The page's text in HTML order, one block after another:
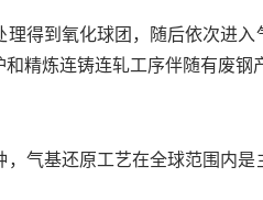
得到氧化球团，随后依次进
精炼连铸连轧工序伴随有废钢
气基还原工艺在全球范围内